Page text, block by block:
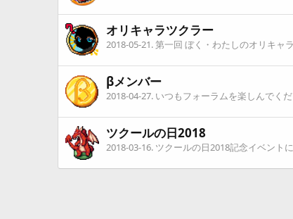
オリキャラツクラー
2018-05-21. 第一回 ぼく・わたしのオリキャ
βメンバー
2018-04-27. いつもフォーラムを楽しんでく
ツクールの日2018
2018-03-16. ツクールの日2018記念イベント